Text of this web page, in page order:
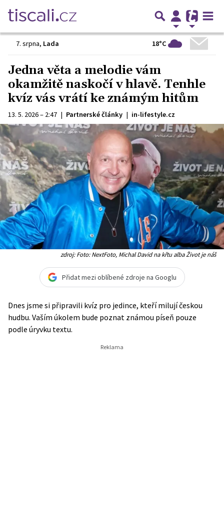
7. srpna, Lada 18°C
Jedna věta a melodie vám
okamžitě naskočí v hlavě. Tenhle
kvíz vás vrátí ke známým hitům
13. 5. 2026 – 2:47 | Partnerské články | in-lifestyle.cz
zdroj: Foto: NextFoto, Michal David na křtu alba Život je náš
Přidat mezi oblíbené zdroje na Googlu
Dnes jsme si připravili kvíz pro jedince, kteří milují českou
hudbu. Vaším úkolem bude poznat známou píseň pouze
podle úryvku textu.